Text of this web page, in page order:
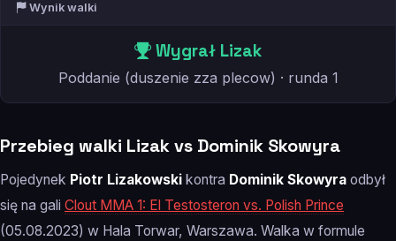
Wynik walki
Wygrał Lizak
Poddanie (duszenie zza plecow) · runda 1
Przebieg walki Lizak vs Dominik Skowyra
Pojedynek Piotr Lizakowski kontra Dominik Skowyra odbył
się na gali Clout MMA 1: El Testosteron vs. Polish Prince
(05.08.2023) w Hala Torwar, Warszawa. Walka w formule